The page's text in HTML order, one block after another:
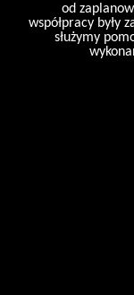
od
współpracy były
służymy